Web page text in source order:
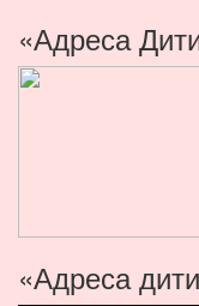
«Адреса
«Адреса